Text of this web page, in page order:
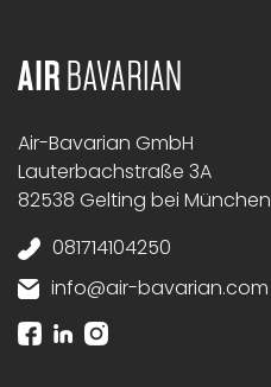
Air-Bavarian GmbH
Lauterbachstraße 3A
82538 Gelting bei München
081714104250
info@air-bavarian.com